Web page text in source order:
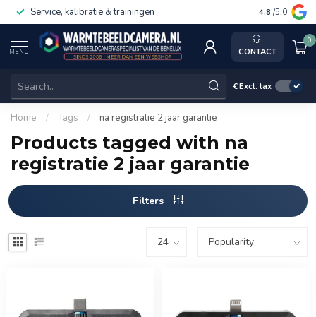
Service, kalibratie & trainingen 4.8 /5.0
MENU CONTACT
0
€Excl. tax
Home / Tags / na registratie 2 jaar garantie
Products tagged with na
registratie 2 jaar garantie
Filters